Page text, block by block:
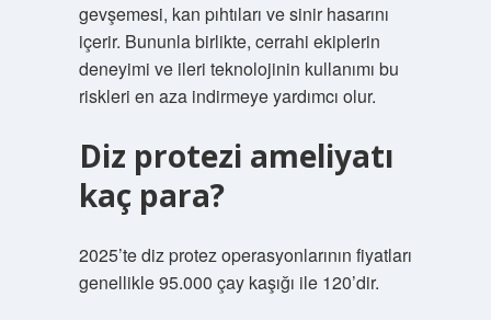
gevşemesi, kan pıhtıları ve sinir hasarını
içerir. Bununla birlikte, cerrahi ekiplerin
deneyimi ve ileri teknolojinin kullanımı bu
riskleri en aza indirmeye yardımcı olur.
Diz protezi ameliyatı
kaç para?
2025’te diz protez operasyonlarının fiyatları
genellikle 95.000 çay kaşığı ile 120’dir.